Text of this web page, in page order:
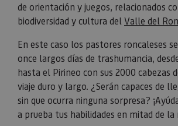
de orientación y juegos, relacionados
biodiversidad y cultura delValle del
En este caso los pastores roncaleses
once largos días de trashumancia,
hasta el Pirineo con sus 2000 cabezas
viaje duro y largo. ¿Serán capaces de
sin que ocurra ninguna sorpresa?
a prueba tus habilidades en mitad de